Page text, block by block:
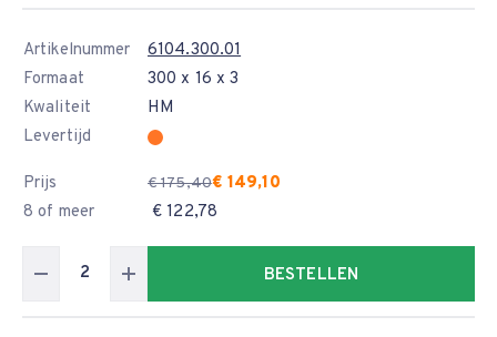
Artikelnummer
6104.300.01
Formaat
300 x 16 x 3
Kwaliteit
HM
Levertijd
Prijs € 175,40€ 149,10
8 of meer
€ 122,78
BESTELLEN